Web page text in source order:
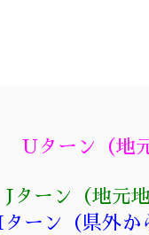
Uターン（地
Jターン（地元
ターン（県外か